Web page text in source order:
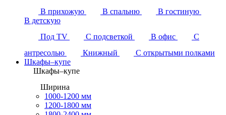
В прихожую
В спальню
В гостиную
В детскую
Под TV
С подсветкой В офис
С
антресолью
Книжный
С открытыми полками
Шкафы–купе
Шкафы–купе
Ширина
1000-1200 мм
1200-1800 мм